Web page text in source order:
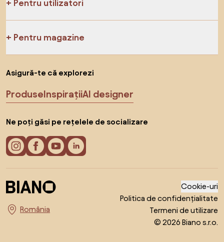
Pentru utilizatori
Pentru magazine
Asigură-te că explorezi
ProduseInspirațiiAI designer
Ne poți găsi pe rețelele de socializare
Alege țara
Cookie-uri
Politica de confidențialitate
Termeni de utilizare
© 2026 Biano s.r.o.